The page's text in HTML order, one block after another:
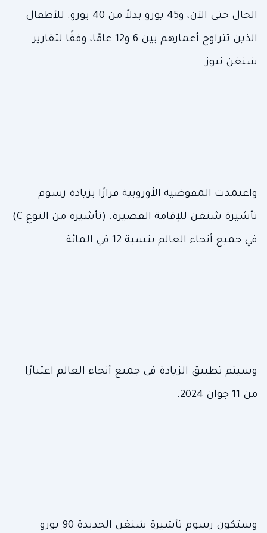
الحال حتى الآن، و45 يورو بدلاً من 40 يورو. للأطفال
الذين تتراوح أعمارهم بين 6 و12 عامًا، وفقًا لتقارير
شنغن نيوز.
واعتمدت المفوضية الأوروبية قرارًا بزيادة رسوم
تأشيرة شنغن للإقامة القصيرة. (تأشيرة من النوع C)
في جميع أنحاء العالم بنسبة 12 في المائة.
وسيتم تطبيق الزيادة في جميع أنحاء العالم اعتبارًا
من 11 جوان 2024.
وستكون رسوم تأشيرة شنغن الجديدة 90 يورو